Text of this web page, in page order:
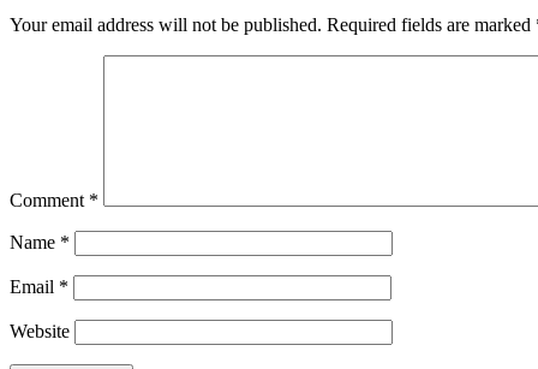
Your email address will not be published. Required fields are marked
Comment *
Name *
Email *
Website